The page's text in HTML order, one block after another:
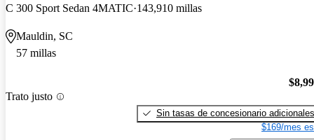
C 300 Sport Sedan 4MATIC 143,910 millas
Mauldin, SC
57 millas
Trato justo
Sin tasas de concesionario adicionales
$169/mes